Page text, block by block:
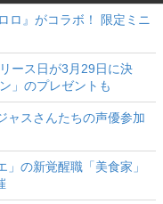
ロ』がコラボ！ 限定ミニ
ース日が3月29日に決
」のプレゼントも
ャスさんたちの声優参加
」の新覚醒職「美食家」